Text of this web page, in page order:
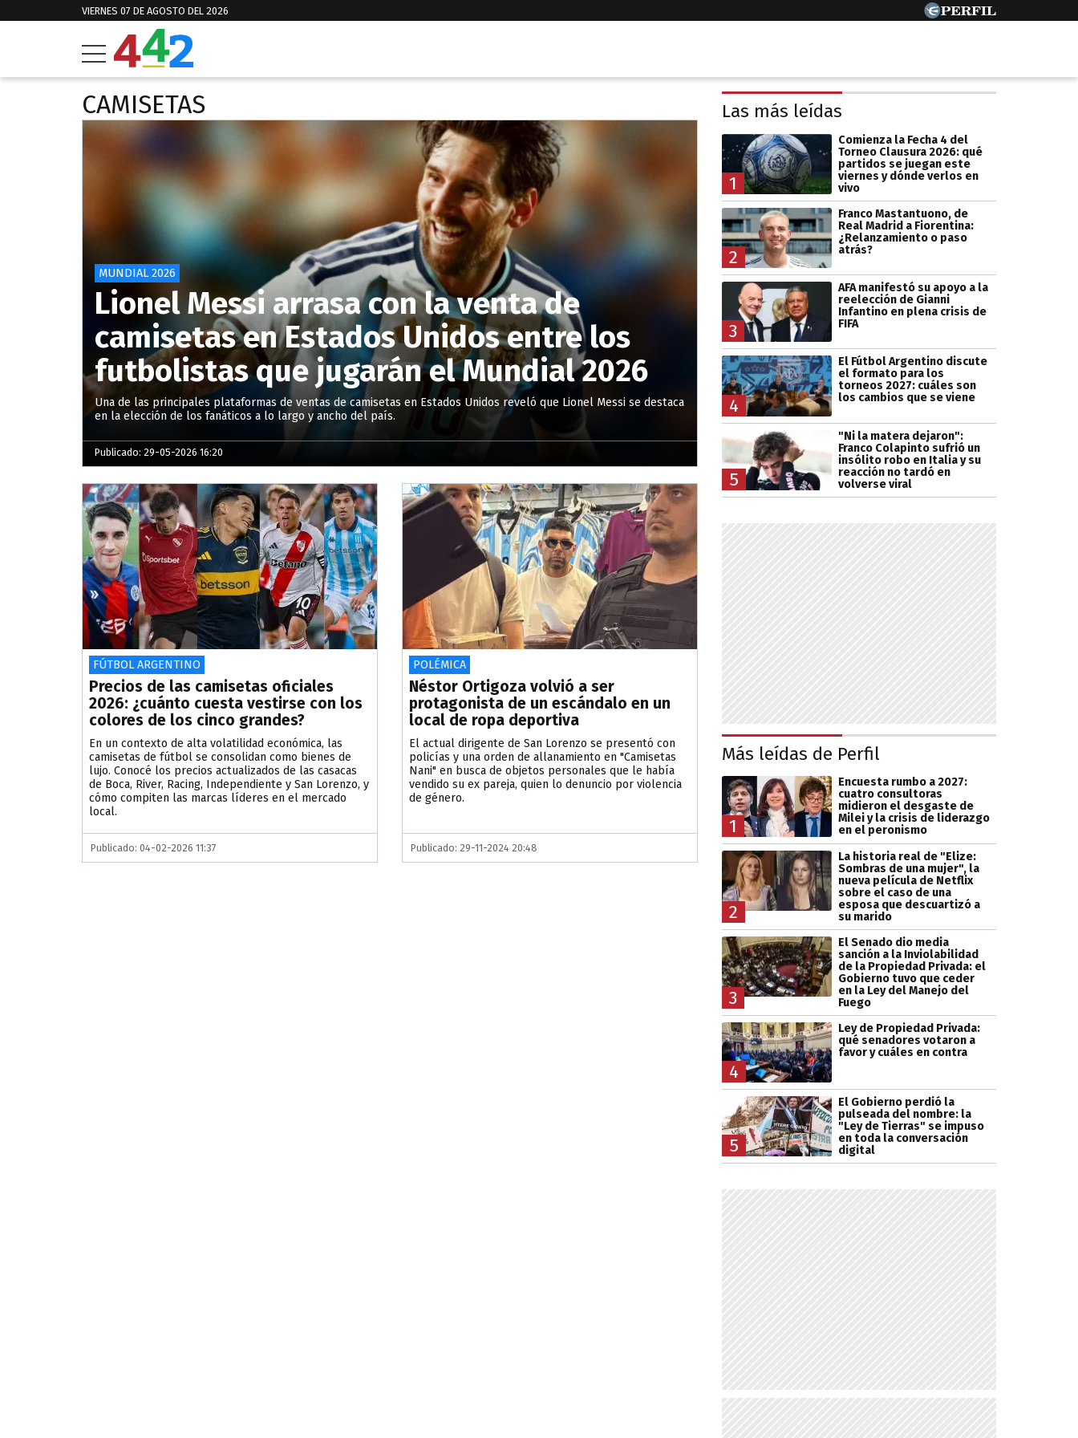
VIERNES 07 DE AGOSTO DEL 2026
CAMISETAS
MUNDIAL 2026
Lionel Messi arrasa con la venta de
camisetas en Estados Unidos entre los
futbolistas que jugarán el Mundial 2026
Una de las principales plataformas de ventas de camisetas en Estados Unidos reveló que Lionel Messi se destaca
en la elección de los fanáticos a lo largo y ancho del país.
Publicado: 29-05-2026 16:20
FÚTBOL ARGENTINO
Precios de las camisetas oficiales
2026: ¿cuánto cuesta vestirse con los
colores de los cinco grandes?
En un contexto de alta volatilidad económica, las
camisetas de fútbol se consolidan como bienes de
lujo. Conocé los precios actualizados de las casacas
de Boca, River, Racing, Independiente y San Lorenzo, y
cómo compiten las marcas líderes en el mercado
local.
Publicado: 04-02-2026 11:37
POLÉMICA
Néstor Ortigoza volvió a ser
protagonista de un escándalo en un
local de ropa deportiva
El actual dirigente de San Lorenzo se presentó con
policías y una orden de allanamiento en "Camisetas
Nani" en busca de objetos personales que le había
vendido su ex pareja, quien lo denuncio por violencia
de género.
Publicado: 29-11-2024 20:48
Las más leídas
1
Comienza la Fecha 4 del
Torneo Clausura 2026: qué
partidos se juegan este
viernes y dónde verlos en
vivo
2
Franco Mastantuono, de
Real Madrid a Fiorentina:
¿Relanzamiento o paso
atrás?
3
AFA manifestó su apoyo a la
reelección de Gianni
Infantino en plena crisis de
FIFA
4
El Fútbol Argentino discute
el formato para los
torneos 2027: cuáles son
los cambios que se viene
5
"Ni la matera dejaron":
Franco Colapinto sufrió un
insólito robo en Italia y su
reacción no tardó en
volverse viral
Más leídas de Perfil
1
Encuesta rumbo a 2027:
cuatro consultoras
midieron el desgaste de
Milei y la crisis de liderazgo
en el peronismo
2
La historia real de "Elize:
Sombras de una mujer", la
nueva película de Netflix
sobre el caso de una
esposa que descuartizó a
su marido
3
El Senado dio media
sanción a la Inviolabilidad
de la Propiedad Privada: el
Gobierno tuvo que ceder
en la Ley del Manejo del
Fuego
4
Ley de Propiedad Privada:
qué senadores votaron a
favor y cuáles en contra
5
El Gobierno perdió la
pulseada del nombre: la
"Ley de Tierras" se impuso
en toda la conversación
digital